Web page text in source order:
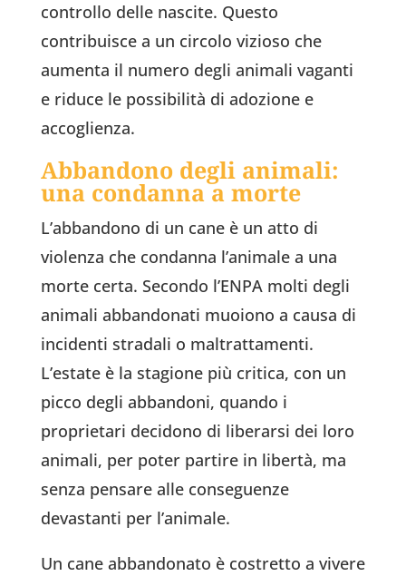
controllo delle nascite. Questo
contribuisce a un circolo vizioso che
aumenta il numero degli animali vaganti
e riduce le possibilità di adozione e
accoglienza.
Abbandono degli animali:
una condanna a morte
L’abbandono di un cane è un atto di
violenza che condanna l’animale a una
morte certa. Secondo l’ENPA molti degli
animali abbandonati muoiono a causa di
incidenti stradali o maltrattamenti.
L’estate è la stagione più critica, con un
picco degli abbandoni, quando i
proprietari decidono di liberarsi dei loro
animali, per poter partire in libertà, ma
senza pensare alle conseguenze
devastanti per l’animale.
Un cane abbandonato è costretto a vivere